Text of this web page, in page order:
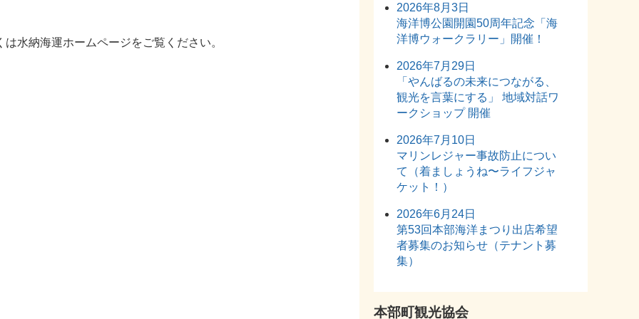
水納海運ホームページをご覧ください。
2026年8月3日
海洋博公園開園50周年記念「海
洋博ウォークラリー」開催！
2026年7月29日
「やんばるの未来につながる、
観光を言葉にする」 地域対話ワ
ークショップ 開催
2026年7月10日
マリンレジャー事故防止につい
て（着ましょうね〜ライフジャ
ケット！）
2026年6月24日
第53回本部海洋まつり出店希望
者募集のお知らせ（テナント募
集）
本部町観光協会